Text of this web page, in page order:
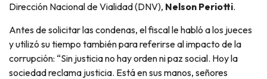
Dirección Nacional de Vialidad (DNV), Nelson Periotti.
Antes de solicitar las condenas, el fiscal le habló a los jueces
y utilizó su tiempo también para referirse al impacto de la
corrupción: “Sin justicia no hay orden ni paz social. Hoy la
sociedad reclama justicia. Está en sus manos, señores